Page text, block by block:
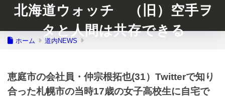
北海道ウォッチ （旧）空手ヲ
タと人間は共存できる
ホーム 道内NEWS
恵庭市の会社員・仲宗根拓也(31）Twitterで知り
合った札幌市の当時17歳の女子高校生に自宅で